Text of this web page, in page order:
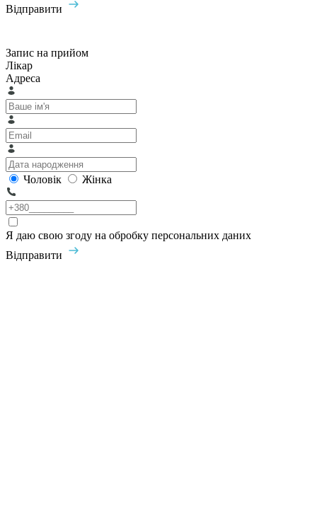
Відправити
Запис на прийом
Лікар
Адреса
Чоловік Жінка
Я даю свою згоду на обробку персональних даних
Відправити